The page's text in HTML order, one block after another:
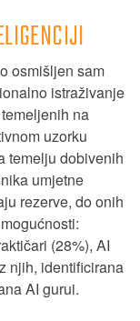
osmišljen sam
istraživanje
na
uzorku
temelju dobivenih
umjetne
rezerve, do onih
(28%), AI
njih, identificirana
AI gurui.